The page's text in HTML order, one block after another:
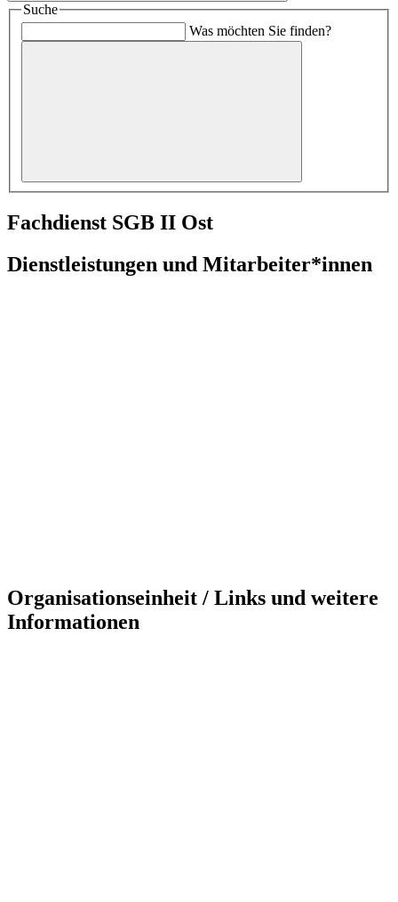
Suche
Was möchten Sie finden?
Fachdienst SGB II Ost
Dienstleistungen und Mitarbeiter*innen
Organisationseinheit / Links und weitere
Informationen